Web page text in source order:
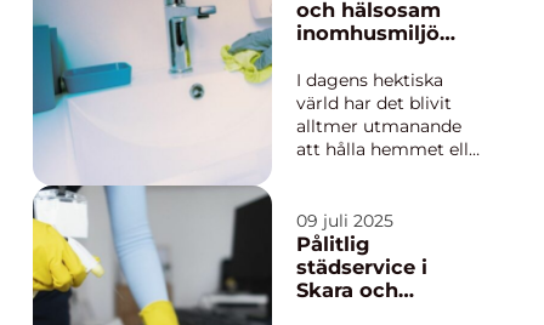
den estetiska
upplevelsen i din
och hälsosam
inomhusmiljö
Stockholm
I dagens hektiska
värld har det blivit
alltmer utmanande
att hålla hemmet eller
Många stockholmare
söker sig därför till
professionella
städfirmor för att få
09 juli 2025
Pålitlig
städservice i
Skara och